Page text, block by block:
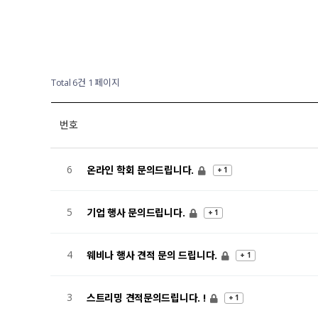
Total 6건 1 페이지
번호
6 온라인 학회 문의드립니다. + 1
5 기업 행사 문의드립니다. + 1
4 웨비나 행사 견적 문의 드립니다. + 1
3 스트리밍 견적문의드립니다. ! + 1